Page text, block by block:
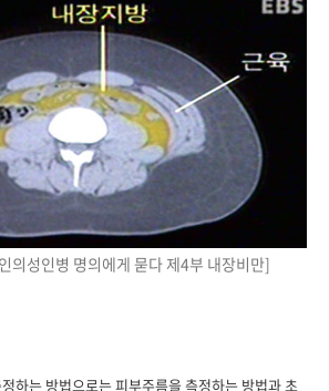
의성인병 명의에게 묻다 제4부 내장비만]
하는 방법으로는 피부주름을 측정하는 방법과 초